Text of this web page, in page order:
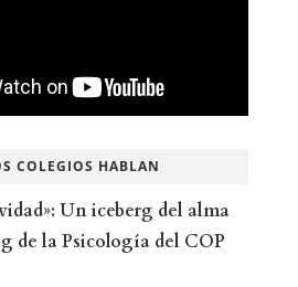
COLEGIOS HABLAN
Un iceberg del alma
de la Psicología del COP